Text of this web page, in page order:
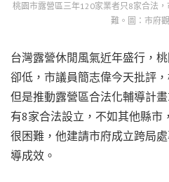
桃園市露營區三年120家業者只8家合法
難。圖：市府
台灣露營休閒風氣近年盛行，
卻低，市議員簡志偉今天批評
但是推動露營區合法化輔導計
有8家合法設立，不如其他縣市
很困難，他建請市府成立跨局
導成效。